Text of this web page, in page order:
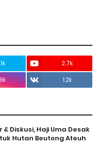
2.7k
1.2k
& Diskusi, Haji Uma Desak
Hutan Beutong Ateuh